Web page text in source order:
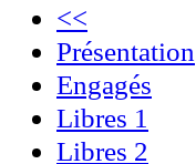
<<
Présentation
Engagés
Libres 1
Libres 2